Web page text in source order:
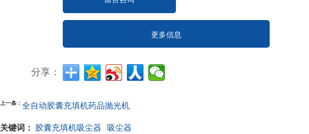
更多信息
分享：
上一条： 全自动胶囊充填机药品抛光机
关键词： 胶囊充填机吸尘器 吸尘器